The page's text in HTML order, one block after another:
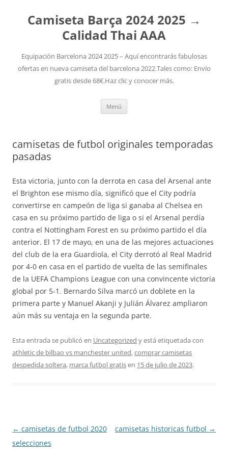
Camiseta Barça 2024 2025 →
Calidad Thai AAA
Equipación Barcelona 2024 2025 – Aquí encontrarás fabulosas
ofertas en nueva camiseta del barcelona 2022.Tales como: Envío
gratis desde 68€.Haz clic y conocer más.
Menú
camisetas de futbol originales temporadas
pasadas
Esta victoria, junto con la derrota en casa del Arsenal ante
el Brighton ese mismo día, significó que el City podría
convertirse en campeón de liga si ganaba al Chelsea en
casa en su próximo partido de liga o si el Arsenal perdía
contra el Nottingham Forest en su próximo partido el día
anterior. El 17 de mayo, en una de las mejores actuaciones
del club de la era Guardiola, el City derrotó al Real Madrid
por 4-0 en casa en el partido de vuelta de las semifinales
de la UEFA Champions League con una convincente victoria
global por 5-1. Bernardo Silva marcó un doblete en la
primera parte y Manuel Akanji y Julián Álvarez ampliaron
aún más su ventaja en la segunda parte.
Esta entrada se publicó en Uncategorized y está etiquetada con
athletic de bilbao vs manchester united,comprar camisetas
despedida soltera, marca futbol gratisen 15 de julio de 2023.
Navegación
de
← camisetas de futbol 2020
selecciones
camisetas historicas futbol →